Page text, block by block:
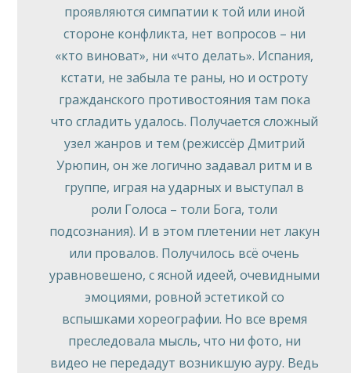
проявляются симпатии к той или иной
стороне конфликта, нет вопросов – ни
«кто виноват», ни «что делать». Испания,
кстати, не забыла те раны, но и остроту
гражданского противостояния там пока
что сгладить удалось. Получается сложный
узел жанров и тем (режиссёр Дмитрий
Урюпин, он же логично задавал ритм и в
группе, играя на ударных и выступал в
роли Голоса – толи Бога, толи
подсознания). И в этом плетении нет лакун
или провалов. Получилось всё очень
уравновешено, с ясной идеей, очевидными
эмоциями, ровной эстетикой со
вспышками хореографии. Но все время
преследовала мысль, что ни фото, ни
видео не передадут возникшую ауру. Ведь